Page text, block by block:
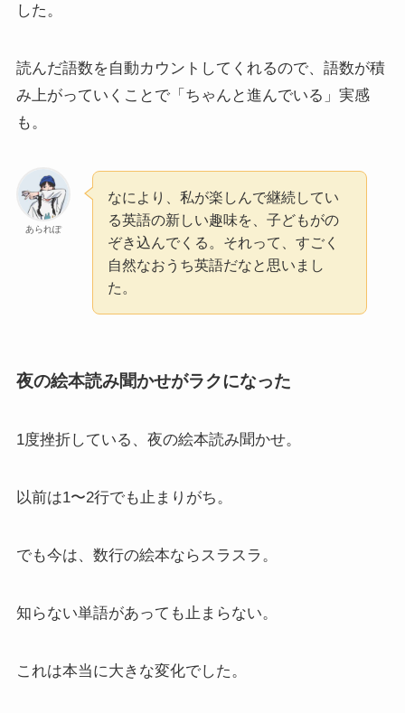
した。
読んだ語数を自動カウントしてくれるので、語数が積
み上がっていくことで「ちゃんと進んでいる」実感
も。
あられぽ
なにより、私が楽しんで継続してい
る英語の新しい趣味を、子どもがの
ぞき込んでくる。それって、すごく
自然なおうち英語だなと思いまし
た。
夜の絵本読み聞かせがラクになった
1度挫折している、夜の絵本読み聞かせ。
以前は1〜2行でも止まりがち。
でも今は、数行の絵本ならスラスラ。
知らない単語があっても止まらない。
これは本当に大きな変化でした。